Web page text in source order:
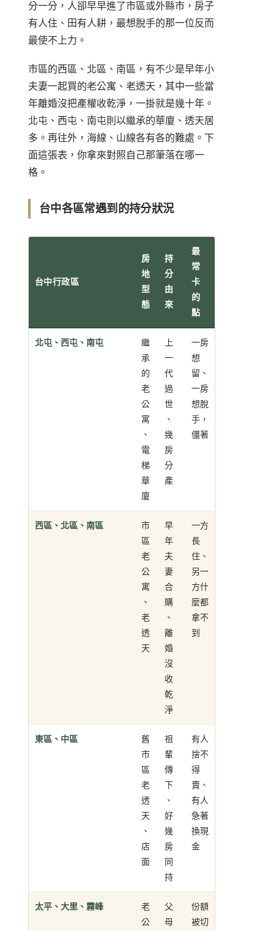
分一分，人卻早早進了市區或外縣市，房子
有人住、田有人耕，最想脫手的那一位反而
最使不上力。
市區的西區、北區、南區，有不少是早年小
夫妻一起買的老公寓、老透天，其中一些當
年離婚沒把產權收乾淨，一掛就是幾十年。
北屯、西屯、南屯則以繼承的華廈、透天居
多。再往外，海線、山線各有各的難處。下
面這張表，你拿來對照自己那筆落在哪一
格。
台中各區常遇到的持分狀況
台中行政區
房
地
型
態
持
分
由
來
最
常
卡
的
點
北屯、西屯、南屯
繼
承
的
老
公
寓
、
電
梯
華
廈
上
一
代
過
世
、
幾
房
分
產
一房
想
留、
一房
想脫
手，
僵著
西區、北區、南區
市
區
老
公
寓
、
老
透
天
早
年
夫
妻
合
購
、
離
婚
沒
收
乾
淨
一方
長
住、
另一
方什
麼都
拿不
到
東區、中區
舊
市
區
老
透
天
、
店
面
祖
輩
傳
下
、
好
幾
房
同
持
有人
捨不
得
賣、
有人
急著
換現
金
太平、大里、霧峰
老
公
父
母
份額
被切